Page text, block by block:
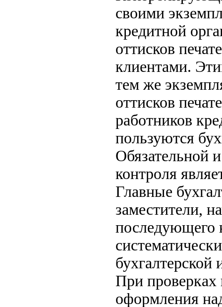
своими
кредитной
оттисков
клиентами.
тем же
оттисков
работников
пользуются
Обязательной
контроля
Главные
заместители,
последующего
бухгалтерской
При проверках
оформления